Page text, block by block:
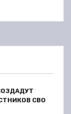
СВО